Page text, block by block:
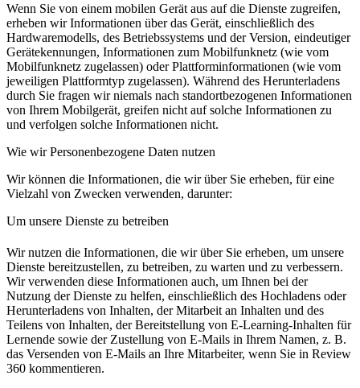
Wenn Sie von einem mobilen Gerät aus auf die Dienste zugreifen,
erheben wir Informationen über das Gerät, einschließlich des
Hardwaremodells, des Betriebssystems und der Version, eindeutiger
Gerätekennungen, Informationen zum Mobilfunknetz (wie vom
Mobilfunknetz zugelassen) oder Plattforminformationen (wie vom
jeweiligen Plattformtyp zugelassen). Während des Herunterladens
durch Sie fragen wir niemals nach standortbezogenen Informationen
von Ihrem Mobilgerät, greifen nicht auf solche Informationen zu
und verfolgen solche Informationen nicht.
Wie wir Personenbezogene Daten nutzen
Wir können die Informationen, die wir über Sie erheben, für eine
Vielzahl von Zwecken verwenden, darunter:
Um unsere Dienste zu betreiben
Wir nutzen die Informationen, die wir über Sie erheben, um unsere
Dienste bereitzustellen, zu betreiben, zu warten und zu verbessern.
Wir verwenden diese Informationen auch, um Ihnen bei der
Nutzung der Dienste zu helfen, einschließlich des Hochladens oder
Herunterladens von Inhalten, der Mitarbeit an Inhalten und des
Teilens von Inhalten, der Bereitstellung von E-Learning-Inhalten für
Lernende sowie der Zustellung von E-Mails in Ihrem Namen, z. B.
das Versenden von E-Mails an Ihre Mitarbeiter, wenn Sie in Review
360 kommentieren.